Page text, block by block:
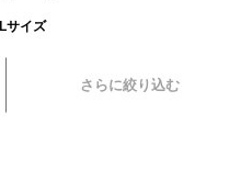
Lサイズ
さらに絞り込む